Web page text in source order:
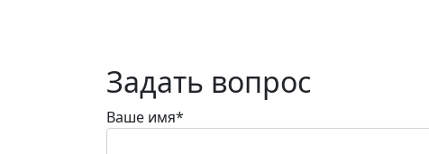
Задать вопрос
Ваше имя*